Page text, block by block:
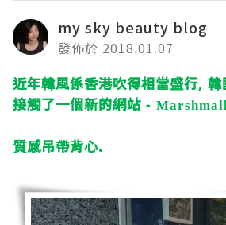
my sky beauty blog
發佈於 2018.01.07
近年韓風係香港吹得相當盛行, 韓
接觸了一個新的網站 -
質感吊帶背心.